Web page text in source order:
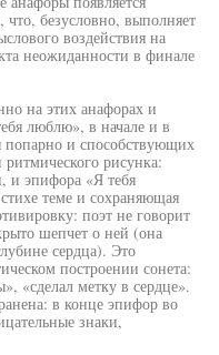
безусловно, выполняет
воздействия на
неожиданности в финале
на этих анафорах и
люблю», в начале и в
и способствующих
рисунка:
и эпифора «Я тебя
теме и сохраняющая
поэт не говорит
шепчет о ней (она
сердца). Это
построении сонета:
«сделал метку в сердце».
в конце эпифор во
знаки,